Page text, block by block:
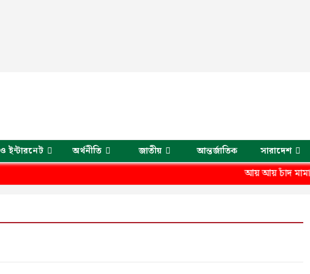
ইন্টারনেট অর্থনীতি জাতীয় আন্তর্জাতিক সারাদেশ
আয় আয় চাঁদ মামা না